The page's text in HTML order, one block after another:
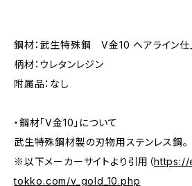
鋼材：武生特殊鋼 V金10 ヘアライン
柄材：ウレタンレジン
附属品：なし
・鋼材「V金10」について
武生特殊鋼材製の刃物用ステンレス鋼。
※以下メーカーサイトより引用（https://
tokko.com/v_gold_10.php